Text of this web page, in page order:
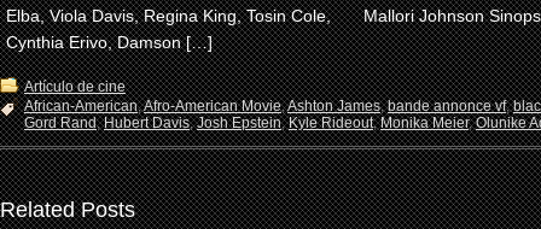
Elba, Viola Davis, Regina King, Tosin Cole,
Cynthia Erivo, Damson […]
Mallori Johnson
Artículo de cine
African-American,Afro-American Movie,Ashton James,bande annonce vf,
Gord Rand,Hubert Davis,Josh Epstein,Kyle Rideout,Monika Meier,Olunike
Related Posts